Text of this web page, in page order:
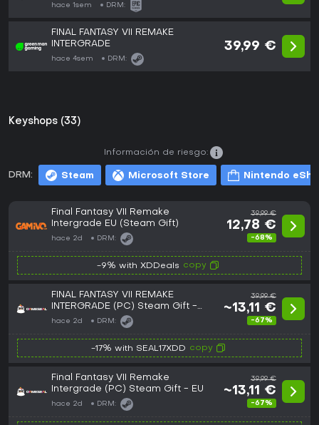
hace 1sem DRM:
FINAL FANTASY VII REMAKE
INTERGRADE
hace 4sem DRM:
39,99 €
Keyshops (33)
DRM: Steam Microsoft Store Nintendo
Información de riesgo:
Final Fantasy VII Remake
Intergrade EU (Steam Gift)
hace 2d DRM:
39,99 €
12,78 €
-68%
-9% with XDDeals copy
FINAL FANTASY VII REMAKE
INTERGRADE (PC) Steam Gift -
GLOBAL
hace 2d DRM:
39,99 €
~13,11 €
-67%
-17% with SEAL17XDD copy
Final Fantasy VII Remake
Intergrade (PC) Steam Gift - EU
hace 2d DRM:
39,99 €
~13,11 €
-67%